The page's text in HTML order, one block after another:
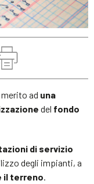
merito ad una
del fondo
di servizio
degli impianti, a
il terreno.